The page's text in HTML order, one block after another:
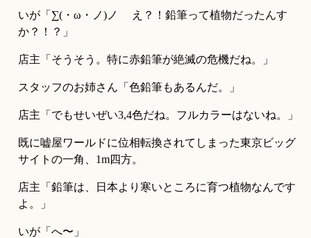
いが「∑(・ω・ノ)ノ　 え？！鉛筆って植物だったんす
か？！？」
店主「そうそう。特に赤鉛筆が絶滅の危機だね。」
スタッフのお姉さん「色鉛筆もあるんだ。」
店主「でもせいぜい3,4色だね。フルカラーはないね。」
既に嘘屋ワールドに位相転換されてしまった東京ビッグ
サイトの一角、1m四方。
店主「鉛筆は、日本より寒いところに育つ植物なんです
よ。」
いが「へ〜」